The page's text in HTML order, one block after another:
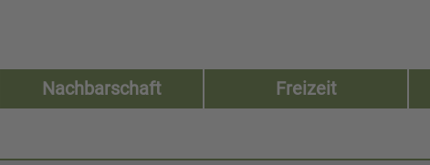
Nachbarschaft Freizeit